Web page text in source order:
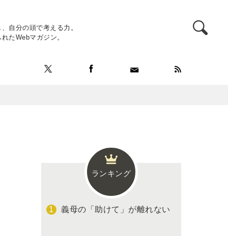
自分の頭で考える力。
たWebマガジン。
ランキング
義母の「助けて」が離れない